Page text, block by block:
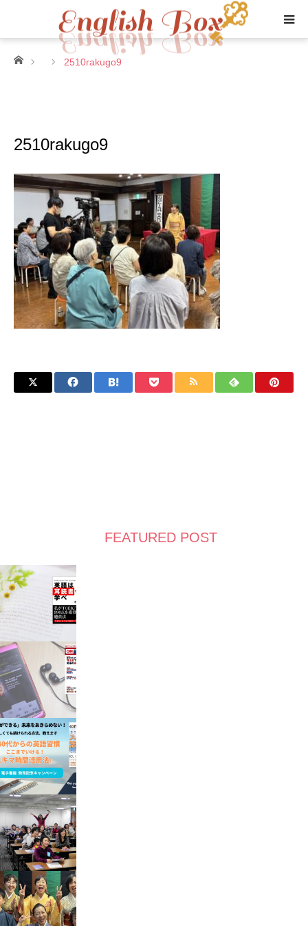
ホーム 2510rakugo9
2510rakugo9
FEATURED POST